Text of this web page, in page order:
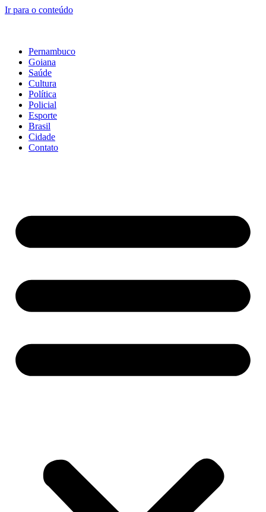
Ir para o conteúdo
Pernambuco
Goiana
Saúde
Cultura
Política
Policial
Esporte
Brasil
Cidade
Contato